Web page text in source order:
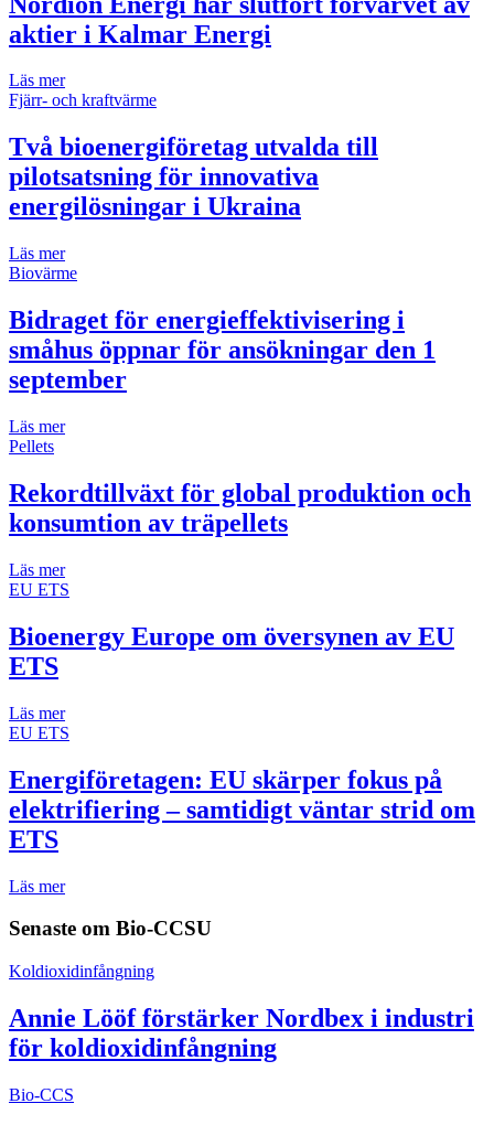
aktier i Kalmar Energi
Läs mer
Fjärr- och kraftvärme
Två bioenergiföretag utvalda till
pilotsatsning för innovativa
energilösningar i Ukraina
Läs mer
Biovärme
Bidraget för energieffektivisering i
småhus öppnar för ansökningar den 1
september
Läs mer
Pellets
Rekordtillväxt för global produktion och
konsumtion av träpellets
Läs mer
EU ETS
Bioenergy Europe om översynen av EU
ETS
Läs mer
EU ETS
Energiföretagen: EU skärper fokus på
elektrifiering – samtidigt väntar strid om
ETS
Läs mer
Senaste om Bio-CCSU
Koldioxidinfångning
Annie Lööf förstärker Nordbex i industri
för koldioxidinfångning
Bio-CCS